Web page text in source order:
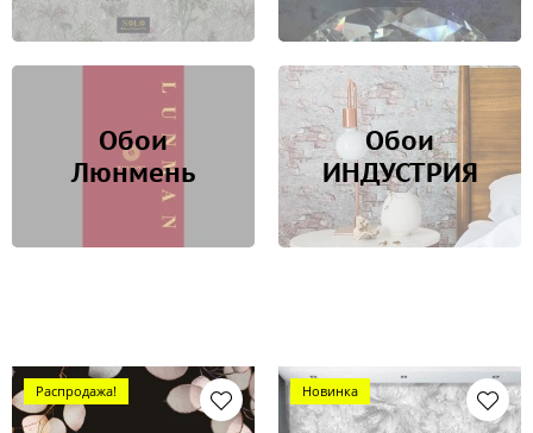
Обои
Люнмень
Обои
ИНДУСТРИЯ
Распродажа! Новинка